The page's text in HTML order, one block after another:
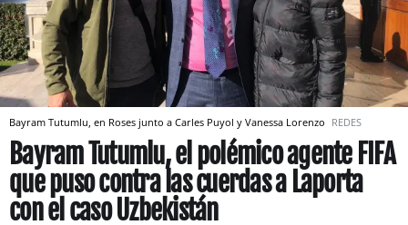
Bayram Tutumlu, en Roses junto a Carles Puyol y Vanessa Lorenzo REDES
Bayram Tutumlu, el polémico agente FIFA
que puso contra las cuerdas a Laporta
con el caso Uzbekistán